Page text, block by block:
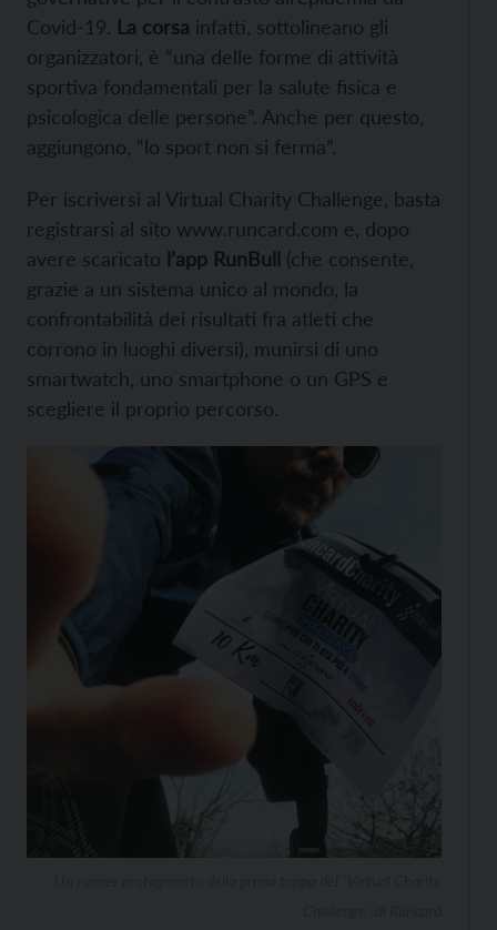
Covid-19. La corsa infatti, sottolineano gli
organizzatori, è “una delle forme di attività
sportiva fondamentali per la salute fisica e
psicologica delle persone”. Anche per questo,
aggiungono, “lo sport non si ferma”.
Per iscriversi al Virtual Charity Challenge, basta
registrarsi al sito www.runcard.com e, dopo
avere scaricato l’app RunBull (che consente,
grazie a un sistema unico al mondo, la
confrontabilità dei risultati fra atleti che
corrono in luoghi diversi), munirsi di uno
smartwatch, uno smartphone o un GPS e
scegliere il proprio percorso.